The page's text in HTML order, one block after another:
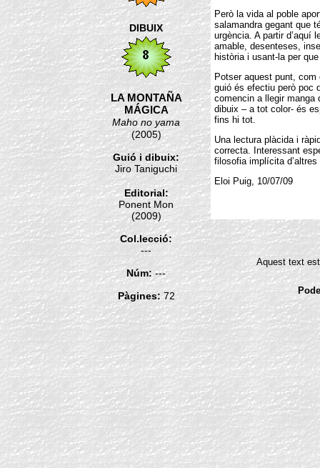
DIBUIX
LA MONTAÑA
MÁGICA
Maho no yama
(2005)
Guió i dibuix:
Jiro Taniguchi
Editorial:
Ponent Mon
(2009)
Col.lecció:
---
Núm: ---
Pàgines: 72
Però la vida al poble
salamandra gegant que
urgència. A partir d’aquí
amable, desenteses,
història i usant-la per
Potser aquest punt,
guió és efectiu però poc
comencin a llegir manga
dibuix – a tot color- és
fins hi tot.
Una lectura plàcida i
correcta. Interessant
filosofia implícita
Eloi Puig, 10/07/09
Aquest text